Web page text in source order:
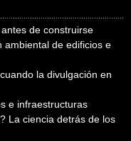
de construirse
ambiental de edificios e
la divulgación en
e infraestructuras
La ciencia detrás de los